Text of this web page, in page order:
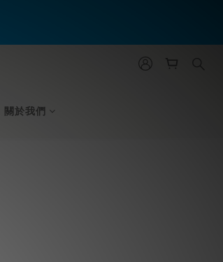
關於我們